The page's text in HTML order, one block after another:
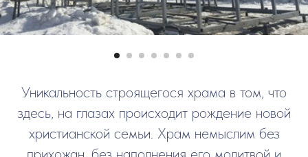
Уникальность строящегося храма в том, что
здесь, на глазах происходит рождение новой
христианской семьи. Храм немыслим без